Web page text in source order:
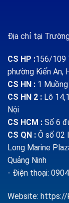
Địa chỉ tại
CS HP :156/109
phường Kiến An,
CS HN : 1
CS HN 2 : Lô
Nội
CS HCM : Số 6
CS QN : Ô số 02
Long Marine
Quảng Ninh
- Điện thoại:
Website: https://